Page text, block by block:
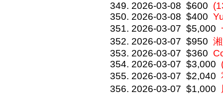
2026-03-08 $600
2026-03-08 $400
2026-03-07 $5,000
2026-03-07 $950
2026-03-07 $360
2026-03-07 $3,000
2026-03-07 $2,040
2026-03-07 $1,000